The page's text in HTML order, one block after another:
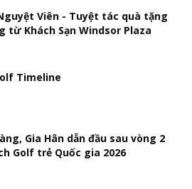
Viên - Tuyệt tác quà tặng
từ Khách Sạn Windsor Plaza
Timeline
Gia Hân dẫn đầu sau vòng 2
Golf trẻ Quốc gia 2026